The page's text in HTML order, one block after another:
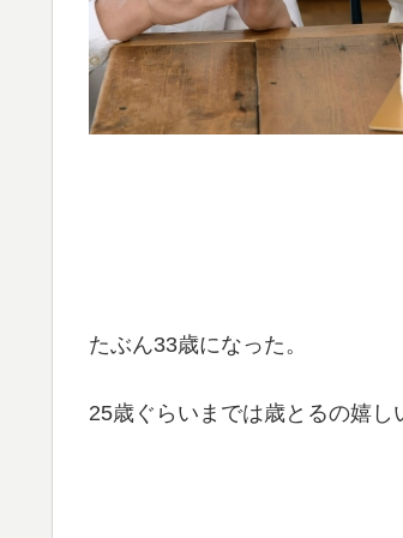
たぶん33歳になった。
25歳ぐらいまでは歳とるの嬉